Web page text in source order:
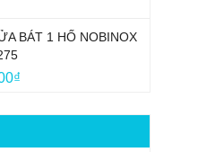
8.500.000₫.là:
BÁT 1 HỐ NOBINOX
₫